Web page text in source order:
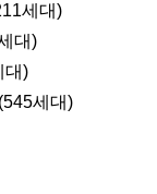
세대)
대)
대)
세대)